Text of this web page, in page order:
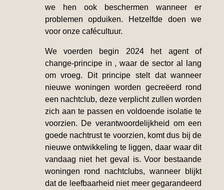
we hen ook beschermen wanneer er
problemen opduiken. Hetzelfde doen we
voor onze cafécultuur.
We voerden begin 2024 het agent of
change-principe in , waar de sector al lang
om vroeg. Dit principe stelt dat wanneer
nieuwe woningen worden gecreëerd rond
een nachtclub, deze verplicht zullen worden
zich aan te passen en voldoende isolatie te
voorzien. De verantwoordelijkheid om een
goede nachtrust te voorzien, komt dus bij de
nieuwe ontwikkeling te liggen, daar waar dit
vandaag niet het geval is. Voor bestaande
woningen rond nachtclubs, wanneer blijkt
dat de leefbaarheid niet meer gegarandeerd